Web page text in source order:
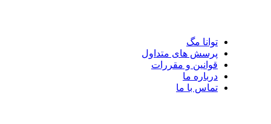
توانا مگ
پرسش های متداول
قوانین و مقررات
درباره ما
تماس با ما